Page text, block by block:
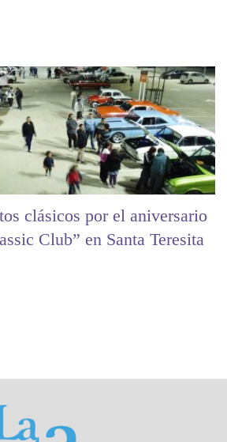
clásicos por el aniversario
Club” en Santa Teresita